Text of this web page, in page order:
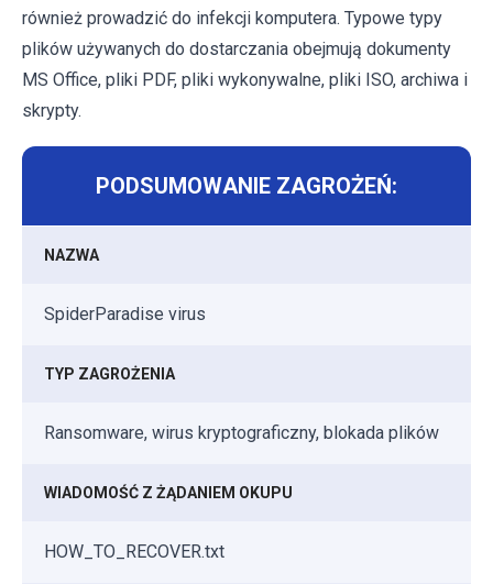
również prowadzić do infekcji komputera. Typowe typy
plików używanych do dostarczania obejmują dokumenty
MS Office, pliki PDF, pliki wykonywalne, pliki ISO, archiwa i
skrypty.
PODSUMOWANIE ZAGROŻEŃ:
NAZWA
SpiderParadise virus
TYP ZAGROŻENIA
Ransomware, wirus kryptograficzny, blokada plików
WIADOMOŚĆ Z ŻĄDANIEM OKUPU
HOW_TO_RECOVER.txt